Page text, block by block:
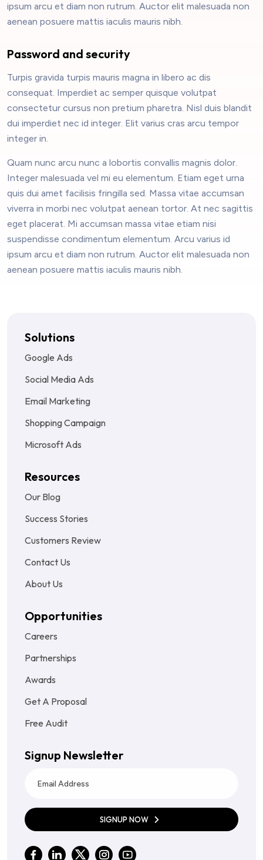
ipsum arcu et diam non rutrum. Auctor elit malesuada non
aenean posuere mattis iaculis mauris nibh.
Password and security
Turpis gravida turpis mauris magna in libero ac dis
consequat. Imperdiet ac semper quisque volutpat
consectetur cursus non pretium pharetra. Nisl duis blandit
dui imperdiet nec id integer. Elit varius cras arcu tempor
integer in.
Quam nunc arcu nunc a lobortis convallis magnis dolor.
Integer malesuada vel mi eu elementum. Etiam eget urna
quis dui amet facilisis fringilla sed. Massa vitae accumsan
viverra in morbi nec volutpat aenean tortor. At nec sagittis
eget placerat. Mi accumsan massa vitae etiam nisi
suspendisse condimentum elementum. Arcu varius id
ipsum arcu et diam non rutrum. Auctor elit malesuada non
aenean posuere mattis iaculis mauris nibh.
Solutions
Google Ads
Social Media Ads
Email Marketing
Shopping Campaign
Microsoft Ads
Resources
Our Blog
Success Stories
Customers Review
Contact Us
About Us
Opportunities
Careers
Partnerships
Awards
Get A Proposal
Free Audit
Signup Newsletter
SIGNUP NOW